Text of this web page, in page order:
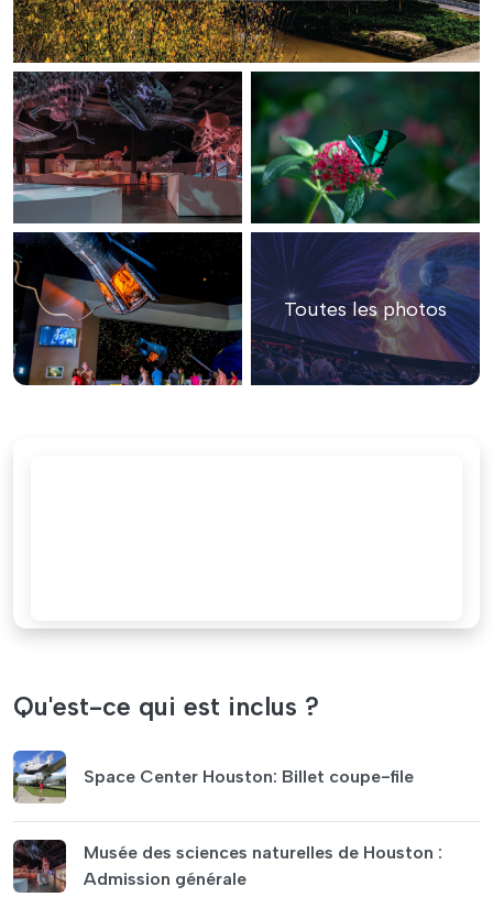
Toutes les photos
Qu'est-ce qui est inclus ?
Space Center Houston: Billet coupe-file
Musée des sciences naturelles de Houston :
Admission générale